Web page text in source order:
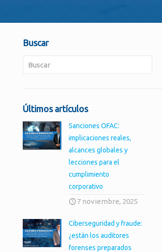
Buscar
Últimos artículos
Sanciones OFAC:
implicaciones reales,
alcances globales y
lecciones para el
cumplimiento
corporativo
7 noviembre, 2025
Ciberseguridad y fraude:
¿están los auditores
forenses preparados